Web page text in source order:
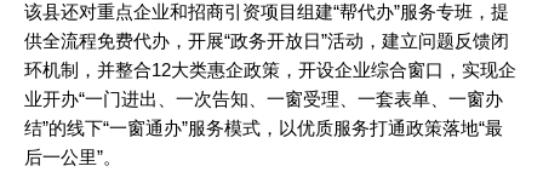
该县还对重点企业和招商引资项目组建“帮代办”服务专班，提
供全流程免费代办，开展“政务开放日”活动，建立问题反馈闭
环机制，并整合12大类惠企政策，开设企业综合窗口，实现企
业开办“一门进出、一次告知、一窗受理、一套表单、一窗办
结”的线下“一窗通办”服务模式，以优质服务打通政策落地“最
后一公里”。